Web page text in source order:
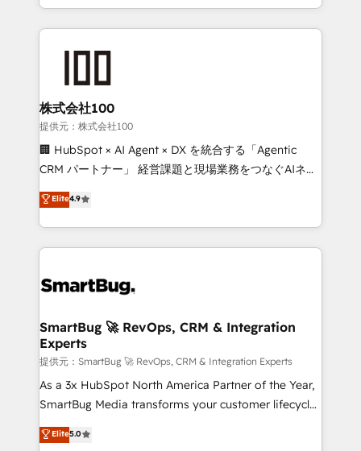
First, RevOps-led, Onboarding obsessed ★
Company of the Year 2024/25 INSIDEA helps
and build AI-powered workflows that drive adoption
from week one, in your time zone. What we do ➤
Onboarding: Live in weeks, with workflows built
around your business, not a template. ➤ Migration:
Move from any legacy CRM. Zero downtime, full data
run your revenue process. Sales, marketing, and
service wired together. ➤ AI and Integrations: Layer
tune-ups, feature rollouts, adoption coaching. Buying
HubSpot, switching to it, or reviving a stale portal?
We are built for the work.
株式会社100
提供元：株式会社100
🏢 HubSpot × AI Agent × DX を統合する「Agentic
CRM パートナー」 経営課題と現場業務をつなぐAIネイ
ティブ・エージェンシーとして、HubSpot Eliteの実装
力で顧客フロント業務を再設計します。 💡 100inc は何
をする会社か？ HubSpotを共通基盤に、AIエージェン
トを組み込んだ顧客フロント業務（マーケティング・営
ィブ・エージェンシーです。事業部・グループ会社・部
を、CRMを軸とした全社共通基盤に再構築します。意
思決定者・PMO・現場担当者に並走します。 1️⃣
HubSpot導入・活用支援 顧客データの一元化から、
GTMの見える化・自動化まで。全Hub統合運用、デー
タ品質設計、グループ横断のCRM統合に対応します。
の一部をAIが自律実行する組織への移行を設計・実装。
Elite4.9
SmartBug 🚀 RevOps, CRM & Integration
Experts
提供元：SmartBug 🚀 RevOps, CRM & Integration Experts
As a 3x HubSpot North America Partner of the Year,
SmartBug Media transforms your customer lifecycle
into a revenue engine. Our unified ecosystem
includes specialized divisions Globalia (AI &
Elite5.0